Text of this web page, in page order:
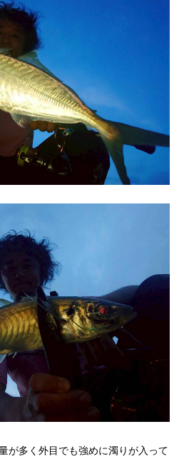
が多く外目でも強めに濁りが入って